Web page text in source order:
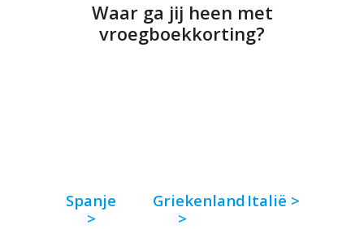
Waar ga jij heen met
vroegboekkorting?
Spanje
>
Griekenland
>
Italië >